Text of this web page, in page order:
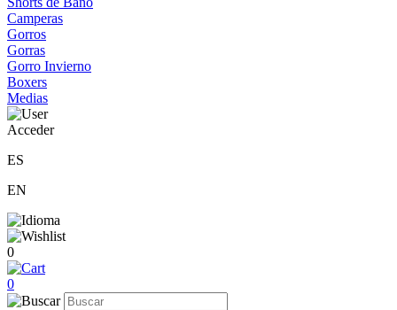
Camperas
Gorros
Gorras
Gorro Invierno
Boxers
Medias
Acceder
ES
EN
0
0